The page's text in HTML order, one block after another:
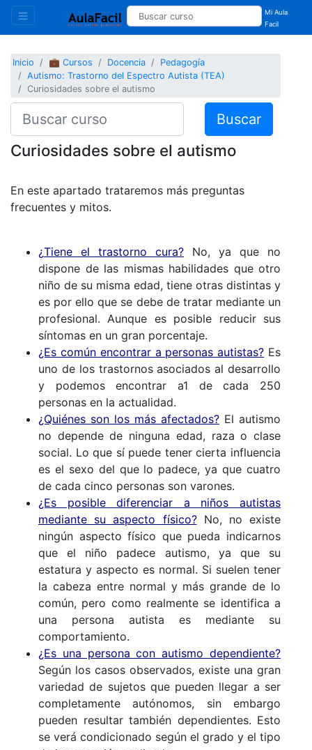
Mi Aula
Facil
Inicio 💼 Cursos Docencia
Pedagogía
Autismo: Trastorno del Espectro Autista (TEA)
Curiosidades sobre el autismo
Buscar
Curiosidades sobre el autismo
En este apartado trataremos más preguntas
frecuentes y mitos.
¿Tiene el trastorno cura? No, ya que no
dispone de las mismas habilidades que otro
niño de su misma edad, tiene otras distintas y
es por ello que se debe de tratar mediante un
profesional. Aunque es posible reducir sus
síntomas en un gran porcentaje.
¿Es común encontrar a personas autistas? Es
uno de los trastornos asociados al desarrollo
y podemos encontrar a1 de cada 250
personas en la actualidad.
¿Quiénes son los más afectados? El autismo
no depende de ninguna edad, raza o clase
social. Lo que sí puede tener cierta influencia
es el sexo del que lo padece, ya que cuatro
de cada cinco personas son varones.
¿Es posible diferenciar a niños autistas
mediante su aspecto físico?No, no existe
ningún aspecto físico que pueda indicarnos
que el niño padece autismo, ya que su
estatura y aspecto es normal. Si suelen tener
la cabeza entre normal y más grande de lo
común, pero como realmente se identifica a
una persona autista es mediante su
comportamiento.
¿Es una persona con autismo dependiente?
Según los casos observados, existe una gran
variedad de sujetos que pueden llegar a ser
completamente autónomos, sin embargo
pueden resultar también dependientes. Esto
se verá condicionado según el grado y el tipo